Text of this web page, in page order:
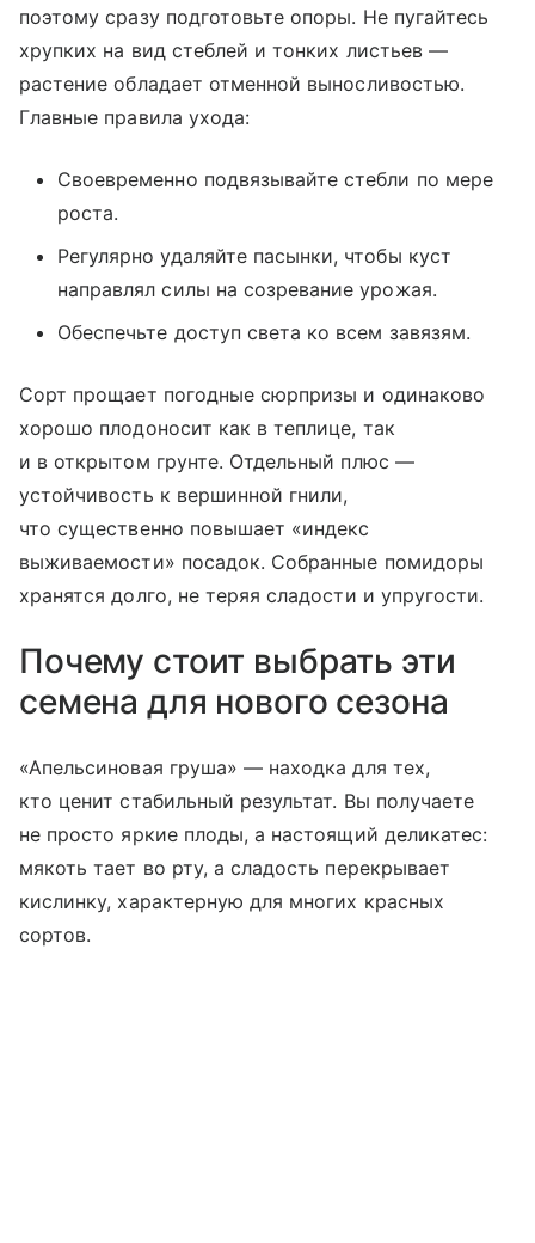
поэтому сразу подготовьте опоры. Не пугайтесь
хрупких на вид стеблей и тонких листьев —
растение обладает отменной выносливостью.
Главные правила ухода:
Своевременно подвязывайте стебли по мере
роста.
Регулярно удаляйте пасынки, чтобы куст
направлял силы на созревание урожая.
Обеспечьте доступ света ко всем завязям.
Сорт прощает погодные сюрпризы и одинаково
хорошо плодоносит как в теплице, так
и в открытом грунте. Отдельный плюс —
устойчивость к вершинной гнили,
что существенно повышает «индекс
выживаемости» посадок. Собранные помидоры
хранятся долго, не теряя сладости и упругости.
Почему стоит выбрать эти
семена для нового сезона
«Апельсиновая груша» — находка для тех,
кто ценит стабильный результат. Вы получаете
не просто яркие плоды, а настоящий деликатес:
мякоть тает во рту, а сладость перекрывает
кислинку, характерную для многих красных
сортов.